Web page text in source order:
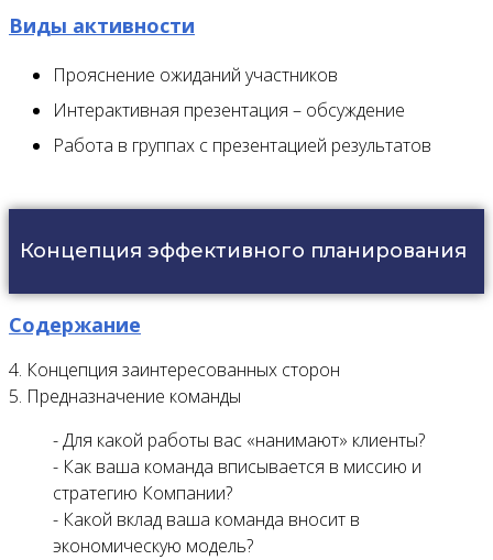
Виды активности
Прояснение ожиданий участников
Интерактивная презентация – обсуждение
Работа в группах с презентацией результатов
Концепция эффективного планирования
Содержание
4. Концепция заинтересованных сторон
5. Предназначение команды
- Для какой работы вас «нанимают» клиенты?
- Как ваша команда вписывается в миссию и
стратегию Компании?
- Какой вклад ваша команда вносит в
экономическую модель?